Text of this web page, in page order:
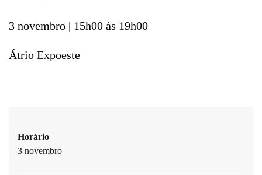
3 novembro | 15h00 às 19h00
Átrio Expoeste
Horário
3 novembro